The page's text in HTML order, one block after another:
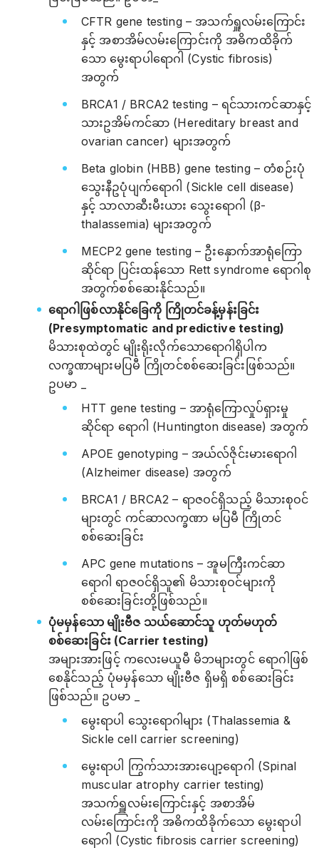
CFTR gene testing – အသက်ရှူလမ်းကြောင်း
နှင့် အစာအိမ်လမ်းကြောင်းကို အဓိကထိခိုက်
သော မွေးရာပါရောဂါ (Cystic fibrosis)
အတွက်
BRCA1 / BRCA2 testing – ရင်သားကင်ဆာနှင့်
သားဥအိမ်ကင်ဆာ (Hereditary breast and
ovarian cancer) များအတွက်
Beta globin (HBB) gene testing – တံစဉ်းပုံ
သွေးနီဥပုံပျက်ရောဂါ (Sickle cell disease)
နှင့် သာလာဆီးမီးယား သွေးရောဂါ (β-
thalassemia) များအတွက်
MECP2 gene testing – ဦးနှောက်အာရုံကြော
ဆိုင်ရာ ပြင်းထန်သော Rett syndrome ရောဂါစု
အတွက်စစ်ဆေးနိုင်သည်။
ရောဂါဖြစ်လာနိုင်ခြေကို ကြိုတင်ခန့်မှန်းခြင်း
(Presymptomatic and predictive testing)
မိသားစုထဲတွင် မျိုးရိုးလိုက်သောရောဂါရှိပါက
လက္ခဏာများမပြမီ ကြိုတင်စစ်ဆေးခြင်းဖြစ်သည်။
ဥပမာ _
HTT gene testing – အာရုံကြောလှုပ်ရှားမှု
ဆိုင်ရာ ရောဂါ (Huntington disease) အတွက်
APOE genotyping – အယ်လ်ဇိုင်းမားရောဂါ
(Alzheimer disease) အတွက်
BRCA1 / BRCA2 – ရာဇဝင်ရှိသည့် မိသားစုဝင်
များတွင် ကင်ဆာလက္ခဏာ မပြမီ ကြိုတင်
စစ်ဆေးခြင်း
APC gene mutations – အူမကြီးကင်ဆာ
ရောဂါ ရာဇဝင်ရှိသူ၏ မိသားစုဝင်များကို
စစ်ဆေးခြင်းတို့ဖြစ်သည်။
ပုံမမှန်သော မျိုးဗီဇ သယ်ဆောင်သူ ဟုတ်မဟုတ်
စစ်ဆေးခြင်း (Carrier testing)
အများအားဖြင့် ကလေးမယူမီ မိဘများတွင် ရောဂါဖြစ်
စေနိုင်သည့် ပုံမမှန်သော မျိုးဗီဇ ရှိမရှိ စစ်ဆေးခြင်း
ဖြစ်သည်။ ဥပမာ _
မွေးရာပါ သွေးရောဂါများ (Thalassemia &
Sickle cell carrier screening)
မွေးရာပါ ကြွက်သားအားပျော့ရောဂါ (Spinal
muscular atrophy carrier testing)
အသက်ရှူလမ်းကြောင်းနှင့် အစာအိမ်
လမ်းကြောင်းကို အဓိကထိခိုက်သော မွေးရာပါ
ရောဂါ (Cystic fibrosis carrier screening)